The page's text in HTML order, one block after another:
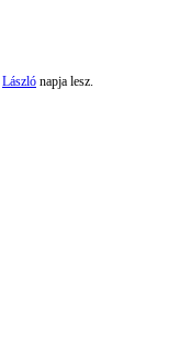
László napja lesz.